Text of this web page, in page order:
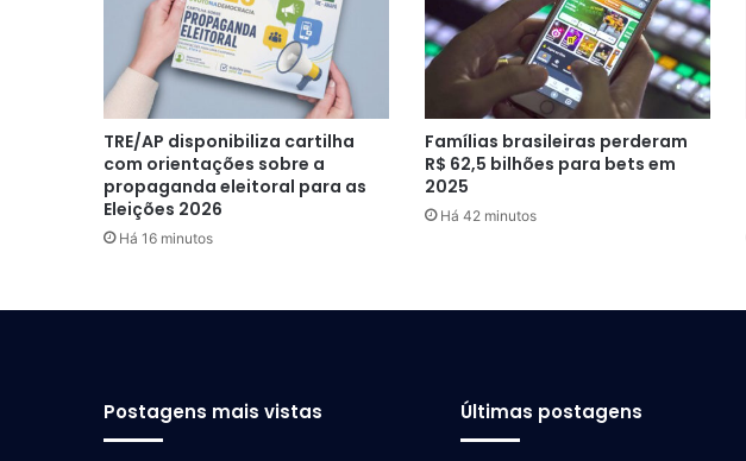
TRE/AP disponibiliza cartilha
com orientações sobre a
propaganda eleitoral para as
Eleições 2026
Há 16 minutos
Famílias brasileiras perderam
R$ 62,5 bilhões para bets em
2025
Há 42 minutos
Postagens mais vistas Últimas postagens